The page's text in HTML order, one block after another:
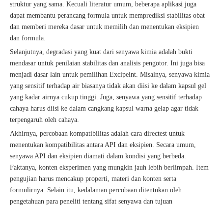
struktur yang sama. Kecuali literatur umum, beberapa aplikasi juga
dapat membantu perancang formula untuk memprediksi stabilitas obat
dan memberi mereka dasar untuk memilih dan menentukan eksipien
dan formula.
Selanjutnya, degradasi yang kuat dari senyawa kimia adalah bukti
mendasar untuk penilaian stabilitas dan analisis pengotor. Ini juga bisa
menjadi dasar lain untuk pemilihan Excipeint. Misalnya, senyawa kimia
yang sensitif terhadap air biasanya tidak akan diisi ke dalam kapsul gel
yang kadar airnya cukup tinggi. Juga, senyawa yang sensitif terhadap
cahaya harus diisi ke dalam cangkang kapsul warna gelap agar tidak
terpengaruh oleh cahaya.
Akhirnya, percobaan kompatibilitas adalah cara directest untuk
menentukan kompatibilitas antara API dan eksipien. Secara umum,
senyawa API dan eksipien diamati dalam kondisi yang berbeda.
Faktanya, konten eksperimen yang mungkin jauh lebih berlimpah. Item
pengujian harus mencakup properti, materi dan konten serta
formulirnya. Selain itu, kedalaman percobaan ditentukan oleh
pengetahuan para peneliti tentang sifat senyawa dan tujuan